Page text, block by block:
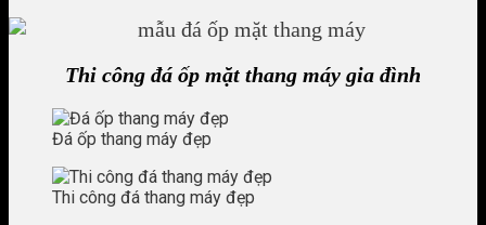
Thi công đá ốp mặt thang máy gia đình
Đá ốp thang máy đẹp
Thi công đá thang máy đẹp